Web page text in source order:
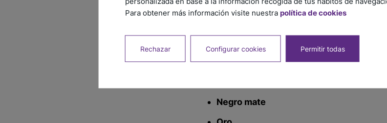
suaves y redondeadas) yCUBIC(líneas
Negro mate
Para obtener más información visite nuestra política de cookies
Rechazar Configurar cookies Permitir todas